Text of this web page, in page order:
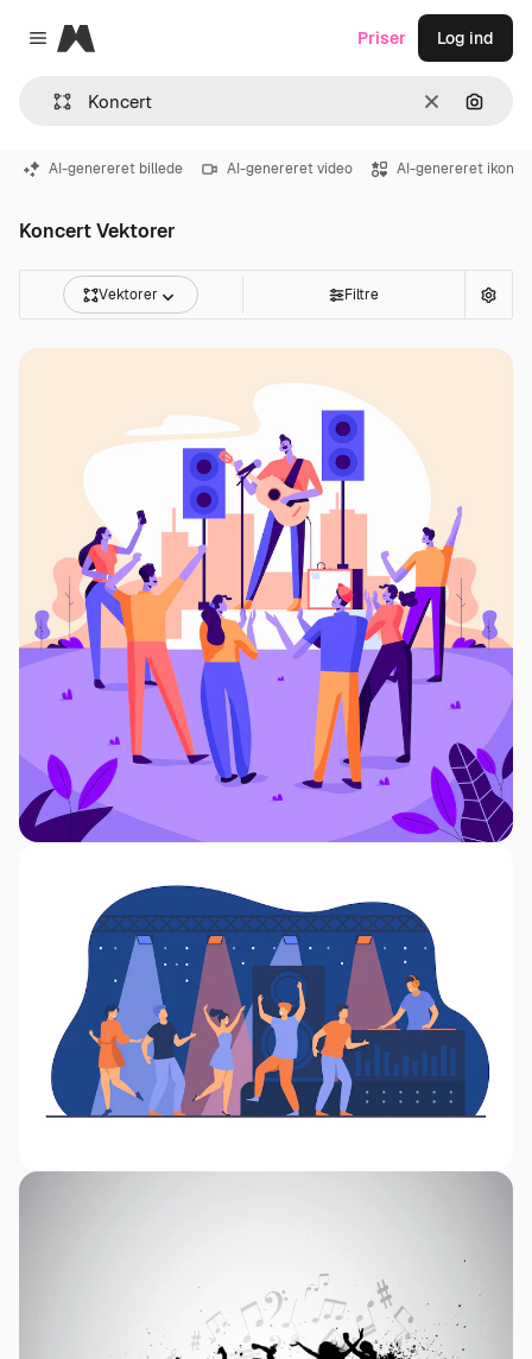
Close menu
Magnific
Klar Søg
Priser Log ind
AI-genereret billede AI-genereret video AI-genereret ikon
Koncert Vektorer
Vektorer Filtre